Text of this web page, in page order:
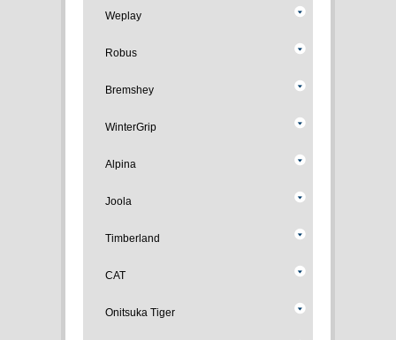
Weplay
Robus
Bremshey
WinterGrip
Alpina
Joola
Timberland
CAT
Onitsuka Tiger